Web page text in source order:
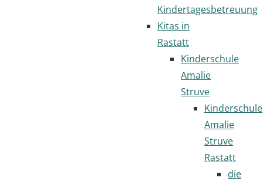
Kindertagesbetreuung
Kitas in
Rastatt
Kinderschule
Amalie
Struve
Kinderschule
Amalie
Struve
Rastatt
die